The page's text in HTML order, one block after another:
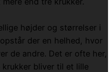
højder og størrelser i
der en helhed, hvor
de andre. Det er ofte her,
krukker bliver til et lille